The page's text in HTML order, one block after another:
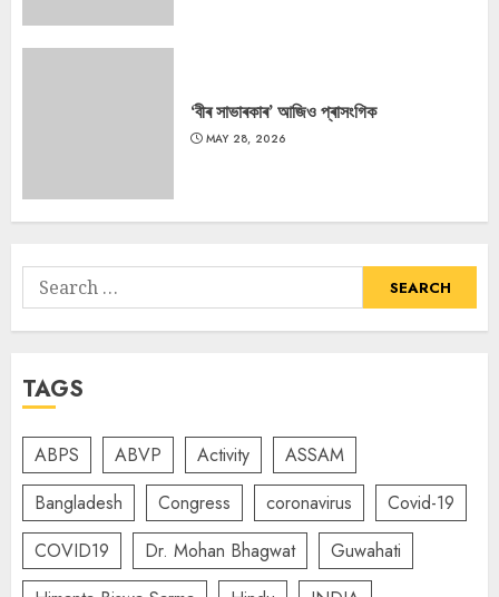
‘বীৰ সাভাৰকাৰ’ আজিও প্ৰাসংগিক
MAY 28, 2026
Search
for:
TAGS
ABPS ABVP Activity
ASSAM
Bangladesh
Congress coronavirus
Covid-19
COVID19
Dr. Mohan Bhagwat
Guwahati